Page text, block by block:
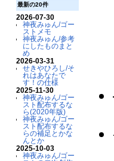
最新の20件
2026-07-30
神夜みゅん/ゴー
ストメモ
神夜みゅん/参考
にしたものまと
め
2026-03-31
せきやひろし/そ
れはあなたで
す！の仕様
2025-11-30
神夜みゅん/ゴー
スト配布するな
ら(2020年版)
神夜みゅん/ゴー
スト配布するな
らの補足とかな
んとか
2025-10-03
神夜みゅん/ゴー